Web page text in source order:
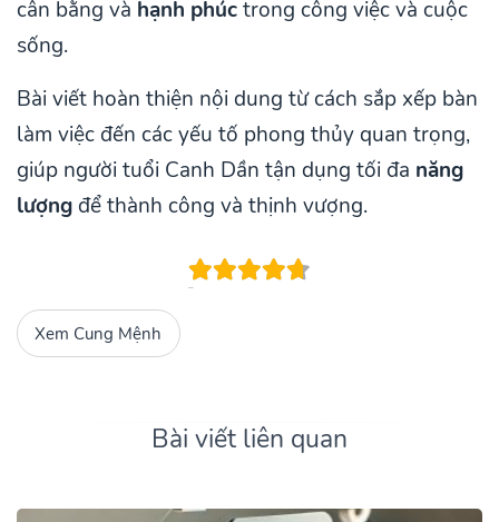
cân bằng và hạnh phúctrong công việc và cuộc
sống.
Bài viết hoàn thiện nội dung từ cách sắp xếp bàn
làm việc đến các yếu tố phong thủy quan trọng,
giúp người tuổi Canh Dần tận dụng tối đa năng
lượng để thành công và thịnh vượng.
Xem Cung Mệnh
Bài viết liên quan